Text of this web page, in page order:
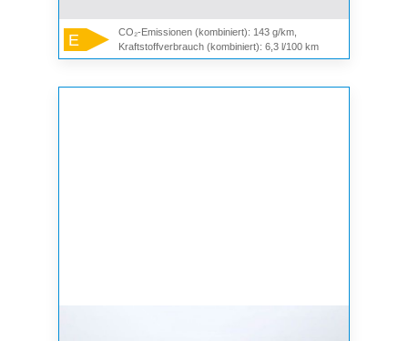
E
CO₂-Emissionen (kombiniert): 143 g/km,
Kraftstoffverbrauch (kombiniert): 6,3 l/100 km